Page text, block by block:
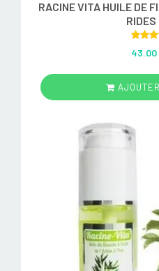
RACINE VITA HUILE DE
out
43.00